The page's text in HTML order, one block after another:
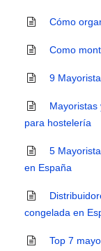
Cómo
Como
9
Mayoristas
para hostelería
5
en España
congelada en
Top 7